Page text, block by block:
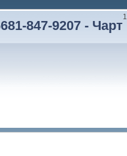
847-9207 - Чарт
1